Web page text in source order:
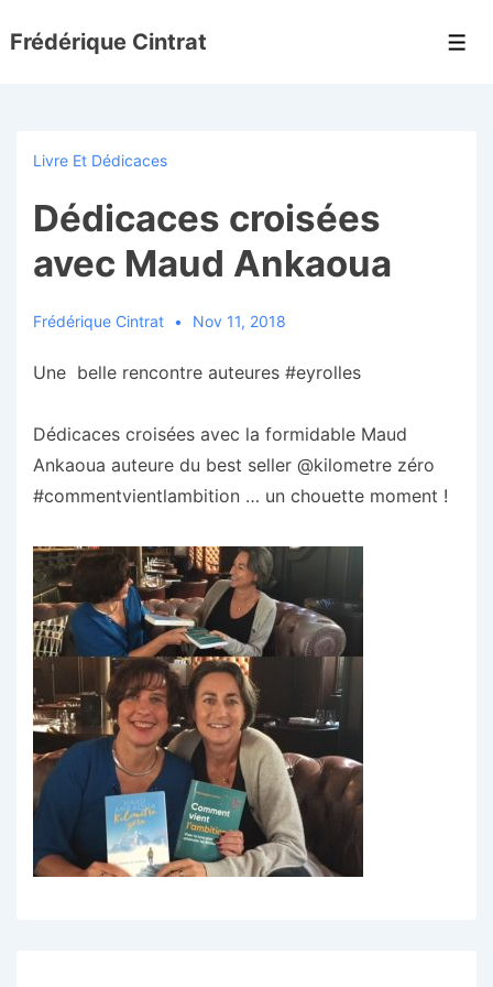
passer
Frédérique Cintrat
Livre Et Dédicaces
Dédicaces croisées
avec Maud Ankaoua
Frédérique Cintrat Nov 11, 2018
Une belle rencontre auteures #eyrolles
Dédicaces croisées avec la formidable Maud
Ankaoua auteure du best seller @kilometre zéro
#commentvientlambition … un chouette moment !